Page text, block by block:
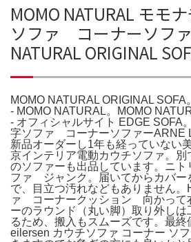
MOMO NATURAL モモ
ソファ コーナーソフ
NATURAL ORIGINAL
MOMO NATURAL ORIGINAL
- MOMO NATURAL。MOMO
- オフィシャルサイト EDGE SOFA
字ソファ コーナーソファーARNE
新品オーダーし1年も経っていない
京インテリア電動カウチソファ。
のソファーも出品しています。ニ
ファ ジャンク。届いてからカバー
で、目立つ汚れなどもありません。
ァ コーナークッション 向かって
ーのラウンド（丸い脚）取り外しは
るため、搬入もスムーズです。最終
eilersen カウチソファ コーナー ソ